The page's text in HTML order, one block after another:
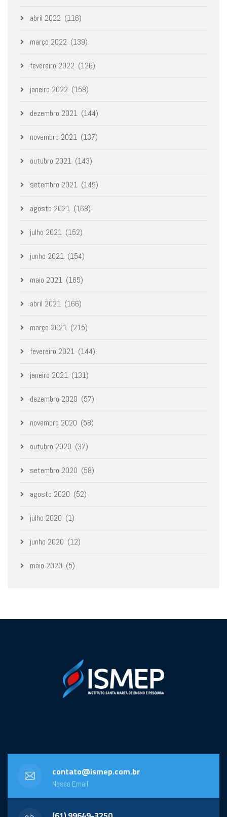
abril 2022 (116)
março 2022 (139)
fevereiro 2022 (126)
janeiro 2022 (158)
dezembro 2021 (144)
novembro 2021 (137)
outubro 2021 (143)
setembro 2021 (149)
agosto 2021 (168)
julho 2021 (152)
junho 2021 (154)
maio 2021 (165)
abril 2021 (166)
março 2021 (215)
fevereiro 2021 (144)
janeiro 2021 (131)
dezembro 2020 (57)
novembro 2020 (58)
outubro 2020 (37)
setembro 2020 (58)
agosto 2020 (52)
julho 2020 (1)
junho 2020 (12)
maio 2020 (5)
contato@ismep.com.br
Nosso Email